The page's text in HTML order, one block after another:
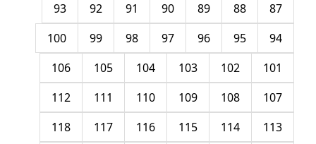
87
88
89
90
91
92
93
94
95
96
97
98
99
100
101
102
103
104
105
106
107
108
109
110
111
112
113
114
115
116
117
118